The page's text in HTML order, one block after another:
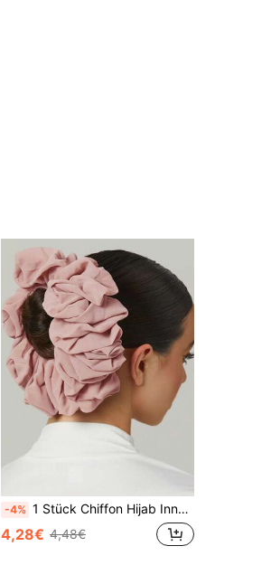
-4% 1 Stück Chiffon Hijab Innere Scrunchie, einfarbige Brosche Kopfzubehör für Frauen, Haargummis, Haargummi für Pferdeschwanz, Schönheit Zuhause Haarzubehör, Haargummis
4,28€ 4,48€